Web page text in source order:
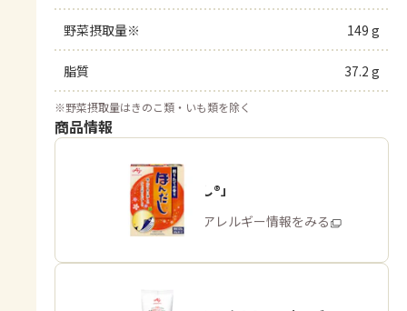
野菜摂取量※ 149 g
脂質 37.2 g
※野菜摂取量はきのこ類・いも類を除く
商品情報
「ほんだし®」
商品・アレルギー情報をみる